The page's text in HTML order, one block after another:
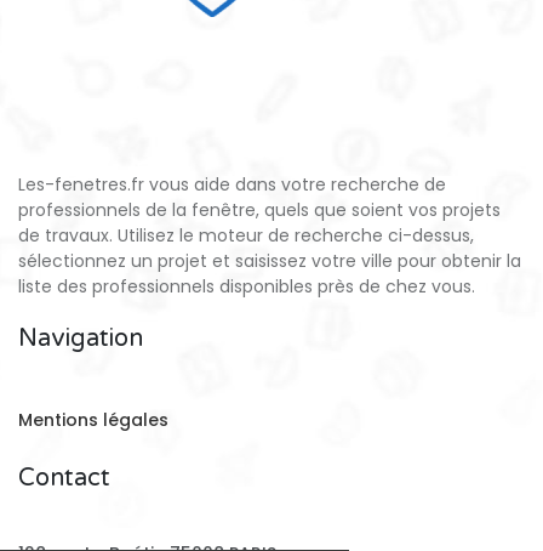
Les-fenetres.fr vous aide dans votre recherche de
professionnels de la fenêtre, quels que soient vos projets
de travaux. Utilisez le moteur de recherche ci-dessus,
sélectionnez un projet et saisissez votre ville pour obtenir la
liste des professionnels disponibles près de chez vous.
Navigation
Mentions légales
Contact